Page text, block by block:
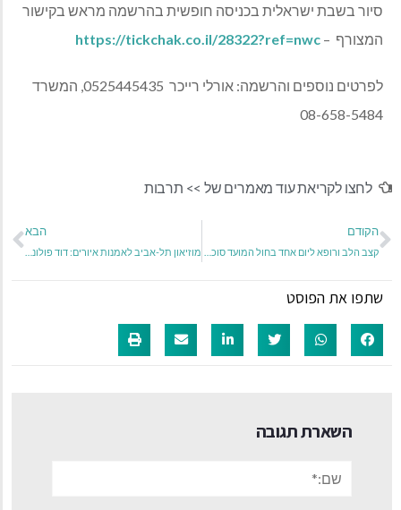
סיור בשבת ישראלית בכניסה חופשית בהרשמה מראש בקישור
המצורף – https://tickchak.co.il/28322?ref=nwc
לפרטים נוספים והרשמה: אורלי רייכר 0525445435, המשרד
08-658-5484
לחצו לקריאת עוד מאמרים של >>תרבות
הקודם
קצב הלב ורופא ליום אחד בחול המועד סוכות במוזיאון הרפואה בטכנודע חדרה
הבא
מוזיאון תל-אביב לאמנות איורים: דוד פולונסקי
שתפו את הפוסט
השארת תגובה